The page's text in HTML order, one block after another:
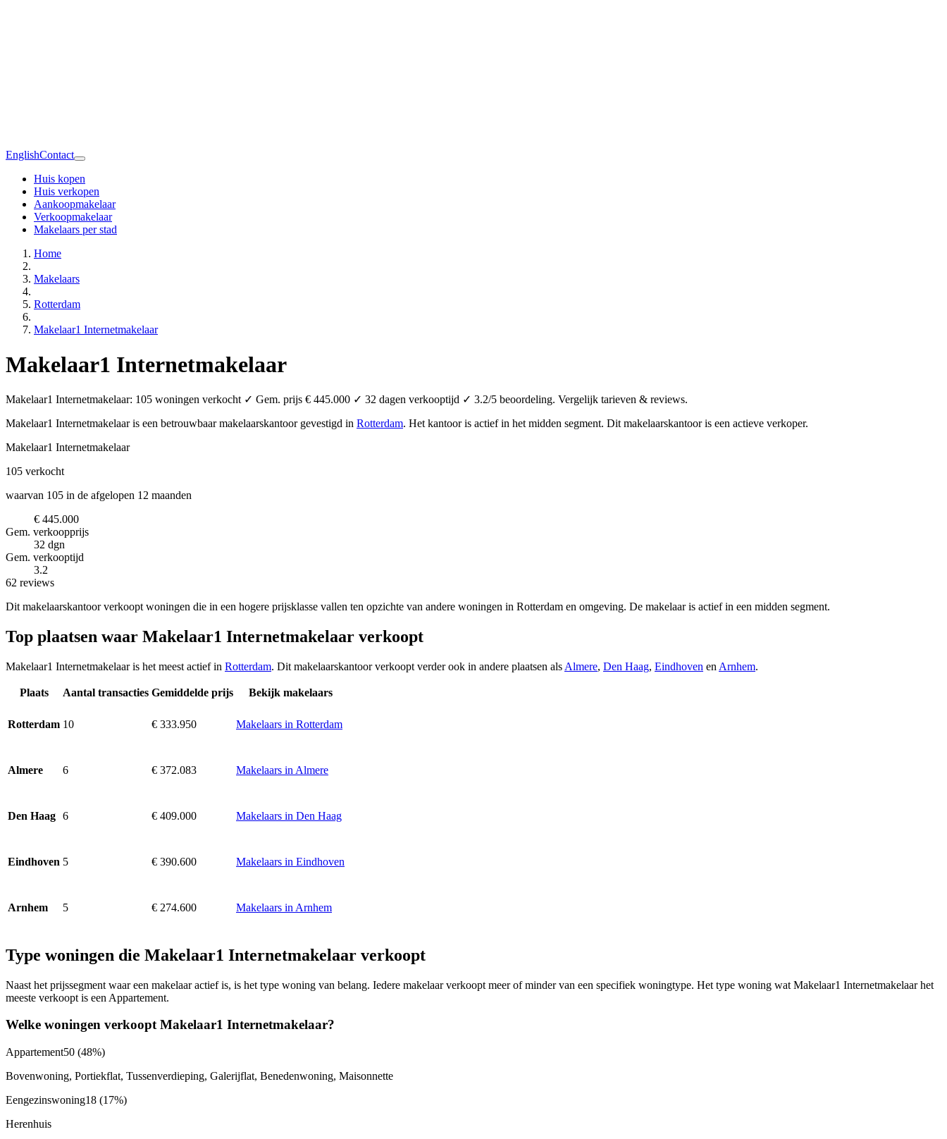
EnglishContact
Huis kopen
Huis verkopen
Aankoopmakelaar
Verkoopmakelaar
Makelaars per stad
Home
Makelaars
Rotterdam
Makelaar1 Internetmakelaar
Makelaar1 Internetmakelaar
Makelaar1 Internetmakelaar: 105 woningen verkocht ✓ Gem. prijs € 445.000 ✓ 32 dagen verkooptijd ✓ 3.2/5 beoordeling. Vergelijk tarieven & reviews.
Makelaar1 Internetmakelaar is een betrouwbaar makelaarskantoor gevestigd in Rotterdam. Het kantoor is actief in het midden segment. Dit makelaarskantoor is een actieve verkoper.
Makelaar1 Internetmakelaar
105 verkocht
waarvan 105 in de afgelopen 12 maanden
€ 445.000
Gem. verkoopprijs
32 dgn
Gem. verkooptijd
3.2
62 reviews
Dit makelaarskantoor verkoopt woningen die in een hogere prijsklasse vallen ten opzichte van andere woningen in Rotterdam en omgeving. De makelaar is actief in een midden segment.
Top plaatsen waar Makelaar1 Internetmakelaar verkoopt
Makelaar1 Internetmakelaar is het meest actief in Rotterdam. Dit makelaarskantoor verkoopt verder ook in andere plaatsen als Almere, Den Haag, Eindhoven en Arnhem.
Plaats Aantal transacties Gemiddelde prijs Bekijk makelaars
Rotterdam 10 € 333.950 Makelaars in Rotterdam
Almere 6 € 372.083 Makelaars in Almere
Den Haag 6 € 409.000 Makelaars in Den Haag
Eindhoven 5 € 390.600 Makelaars in Eindhoven
Arnhem 5 € 274.600 Makelaars in Arnhem
Type woningen die Makelaar1 Internetmakelaar verkoopt
Naast het prijssegment waar een makelaar actief is, is het type woning van belang. Iedere makelaar verkoopt meer of minder van een specifiek woningtype. Het type woning wat Makelaar1 Internetmakelaar het
meeste verkoopt is een Appartement.
Welke woningen verkoopt Makelaar1 Internetmakelaar?
Appartement50 (48%)
Bovenwoning, Portiekflat, Tussenverdieping, Galerijflat, Benedenwoning, Maisonnette
Eengezinswoning18 (17%)
Herenhuis